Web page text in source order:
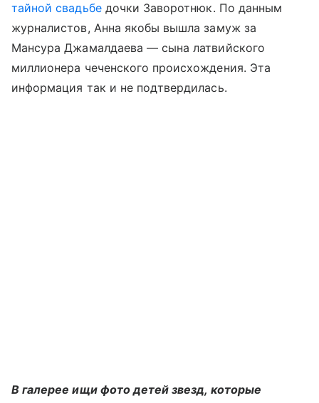
тайной свадьбедочки Заворотнюк. По данным
журналистов, Анна якобы вышла замуж за
Мансура Джамалдаева — сына латвийского
миллионера чеченского происхождения. Эта
информация так и не подтвердилась.
В галерее ищи фото детей звезд, которые